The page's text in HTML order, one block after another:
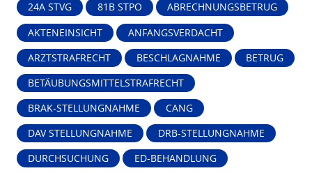
24A STVG 81B STPO ABRECHNUNGSBETRUG
AKTENEINSICHT ANFANGSVERDACHT
ARZTSTRAFRECHT BESCHLAGNAHME BETRUG
BETÄUBUNGSMITTELSTRAFRECHT
BRAK-STELLUNGNAHME CANG
DAV STELLUNGNAHME DRB-STELLUNGNAHME
DURCHSUCHUNG ED-BEHANDLUNG